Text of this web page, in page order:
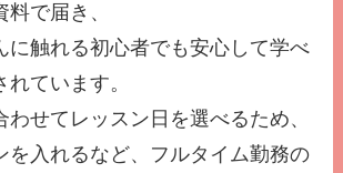
で届き、
に触れる初心者でも安心して学べ
ています。
わせてレッスン日を選べるため、
を入れるなど、フルタイム勤務の